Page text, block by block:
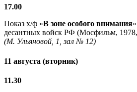
17.00
Показ х/ф «В зоне особого внимания
десантных войск РФ (Мосфильм,
(М. Ульяновой, 1, зал № 12)
11 августа (вторник)
11.30